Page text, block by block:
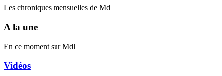
Les chroniques mensuelles de Mdl
A la une
En ce moment sur Mdl
Vidéos